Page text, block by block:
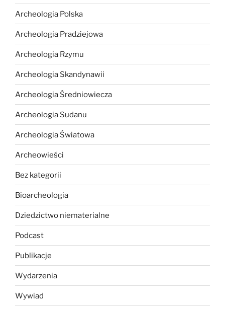
Archeologia Polska
Archeologia Pradziejowa
Archeologia Rzymu
Archeologia Skandynawii
Archeologia Średniowiecza
Archeologia Sudanu
Archeologia Światowa
Archeowieści
Bez kategorii
Bioarcheologia
Dziedzictwo niematerialne
Podcast
Publikacje
Wydarzenia
Wywiad